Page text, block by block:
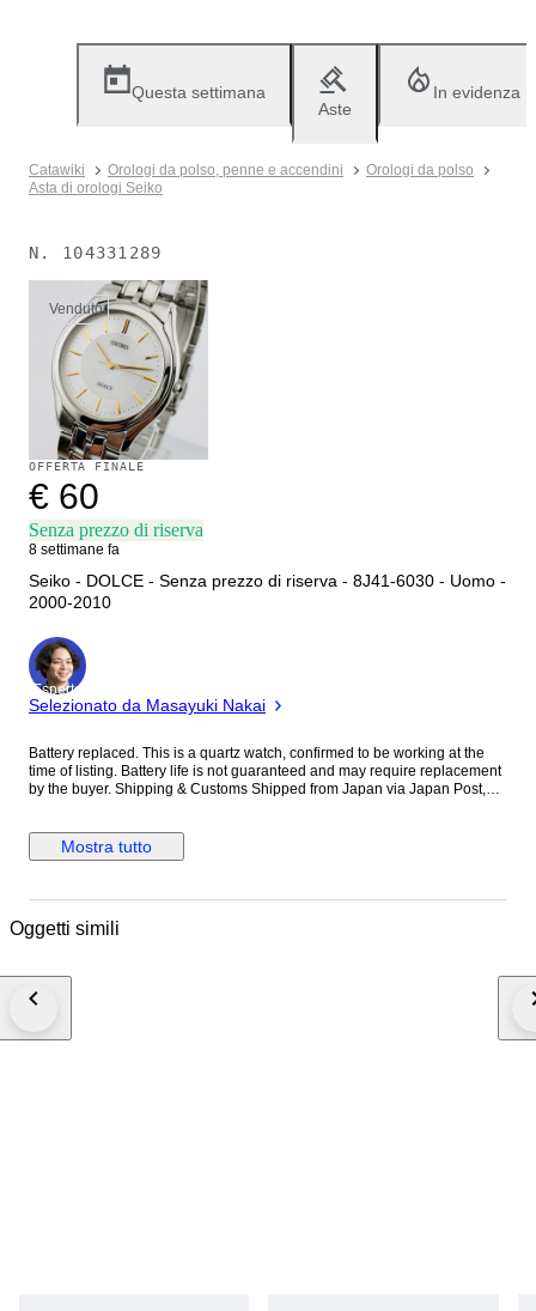
Questa settimana
Aste
In evidenza
Catawiki Orologi da polso, penne e accendini
Orologi da polso
Asta di orologi Seiko
N. 104331289
Venduto
OFFERTA FINALE
€ 60
Senza prezzo di riserva
8 settimane fa
Seiko - DOLCE - Senza prezzo di riserva - 8J41-6030 - Uomo -
2000-2010
Esperto
Selezionato da Masayuki Nakai
Battery replaced. This is a quartz watch, confirmed to be working at the
time of listing. Battery life is not guaranteed and may require replacement
by the buyer. Shipping & Customs Shipped from Japan via Japan Post,
ship on Saturdays, Sundays, or public holidays as the post office is
closed. Import duties, taxes, and other charges are not included in the
Please check with your country's customs office before purchasing.
Mostra tutto
Oggetti simili